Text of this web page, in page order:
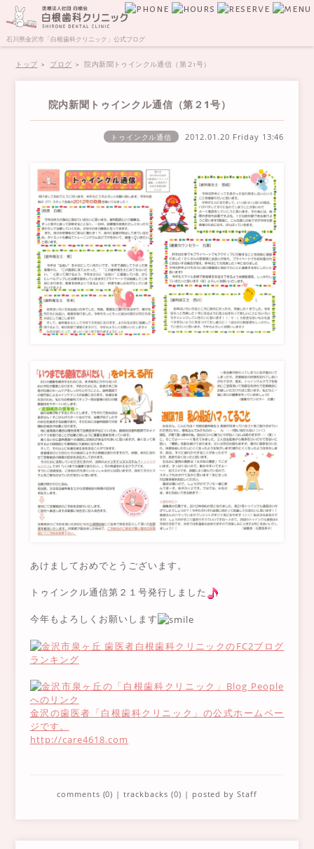
石川県金沢市「白根歯科クリニック」公式ブログ
トップ ブログ 院内新聞トゥインクル通信（第２1号）
院内新聞トゥインクル通信（第２1号）
トゥインクル通信 2012.01.20 Friday 13:46
あけましておめでとうございます。
トゥインクル通信第２１号発行しました
今年もよろしくお願いします
金沢の歯医者「白根歯科クリニック」の公式ホームペー
ジです。
http://care4618.com
comments (0) |trackbacks (0) | posted byStaff